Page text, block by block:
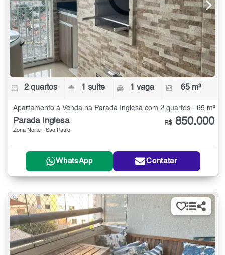
2 quartos 1 suíte 1 vaga 65 m²
Apartamento à Venda na Parada Inglesa com 2 quartos - 65 m²
Parada Inglesa
Zona Norte - São Paulo
R$ 850.000
WhatsApp Contatar